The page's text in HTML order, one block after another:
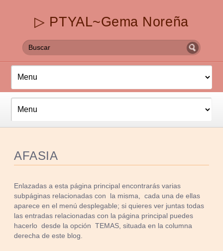
▷ PTYAL~Gema Noreña
AFASIA
Enlazadas a esta página principal encontrarás varias
subpáginas relacionadas con la misma, cada una de ellas
aparece en el menú desplegable; si quieres ver juntas todas
las entradas relacionadas con la página principal puedes
hacerlo desde la opción TEMAS, situada en la columna
derecha de este blog.